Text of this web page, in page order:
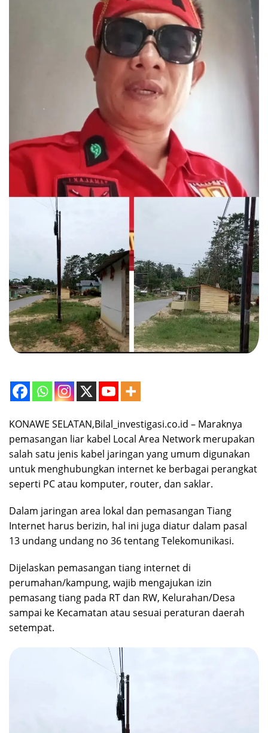
KONAWE SELATAN,Bilal_investigasi.co.id – Maraknya
pemasangan liar kabel Local Area Network merupakan
salah satu jenis kabel jaringan yang umum digunakan
untuk menghubungkan internet ke berbagai perangkat
seperti PC atau komputer, router, dan saklar.
Dalam jaringan area lokal dan pemasangan Tiang
Internet harus berizin, hal ini juga diatur dalam pasal
13 undang undang no 36 tentang Telekomunikasi.
Dijelaskan pemasangan tiang internet di
perumahan/kampung, wajib mengajukan izin
pemasang tiang pada RT dan RW, Kelurahan/Desa
sampai ke Kecamatan atau sesuai peraturan daerah
setempat.